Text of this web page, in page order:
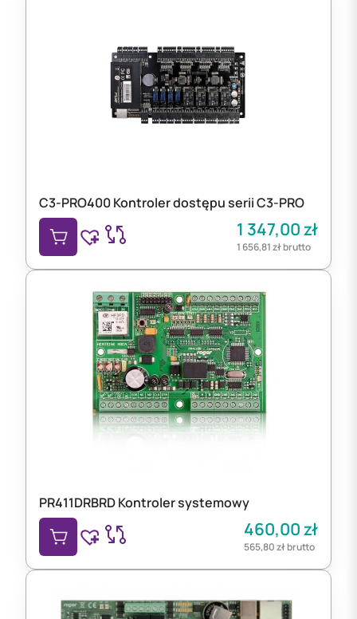
C3-PRO400 Kontroler dostępu serii C3-PRO
1 347,00zł
1 656,81złbrutto
PR411DRBRD Kontroler systemowy
460,00zł
565,80złbrutto